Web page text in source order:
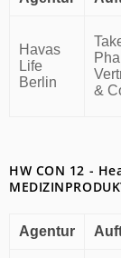
Havas
Life
Berlin
&
HW CON 12 -
Agentur